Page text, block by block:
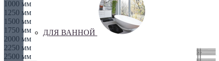
ДЛЯ ВАННОЙ
1000 мм
1250 мм
1500 мм
1750 мм
2000 мм
2250 мм
2500 мм